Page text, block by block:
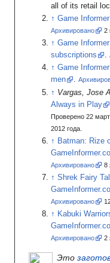
all of its retail
Game
Архивировано 2
Game
subscriptions
.
Game
men
.
Vargas, Jose
Always in Play
Проверено 22
2012 года.
Batman: Rize
Архивировано 8
Shrek Fairy
Архивировано
Kabuki
Архивировано 2
Это